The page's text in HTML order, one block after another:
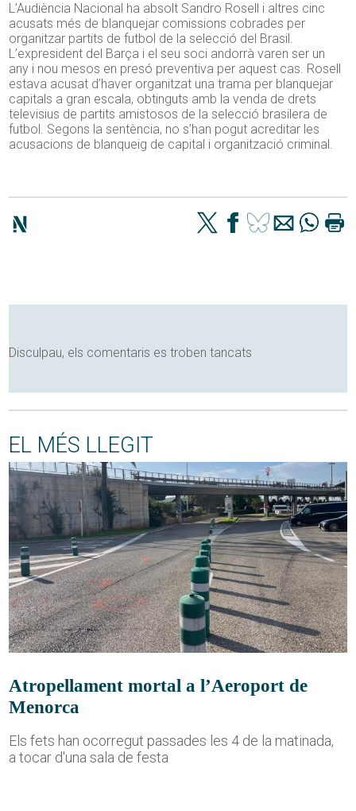
L’Audiència Nacional ha absolt Sandro Rosell i altres cinc
acusats més de blanquejar comissions cobrades per
organitzar partits de futbol de la selecció del Brasil.
L’expresident del Barça i el seu soci andorrà varen ser un
any i nou mesos en presó preventiva per aquest cas. Rosell
estava acusat d’haver organitzat una trama per blanquejar
capitals a gran escala, obtinguts amb la venda de drets
televisius de partits amistosos de la selecció brasilera de
futbol. Segons la sentència, no s’han pogut acreditar les
acusacions de blanqueig de capital i organització criminal.
Disculpau, els comentaris es troben tancats
EL MÉS LLEGIT
Atropellament mortal a l’Aeroport de
Menorca
Els fets han ocorregut passades les 4 de la matinada,
a tocar d'una sala de festa